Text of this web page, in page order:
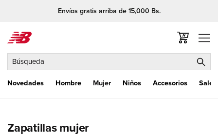
Envíos gratis arriba de 15,000 Bs.
Novedades Hombre Mujer Niños Accesorios Sale
Búsqueda
Carrito
C
Zapatillas mujer